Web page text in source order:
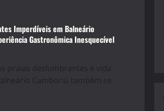
Imperdíveis em Balneário
Gastronômica Inesquecível
praias deslumbrantes e vida
Camboriú também se